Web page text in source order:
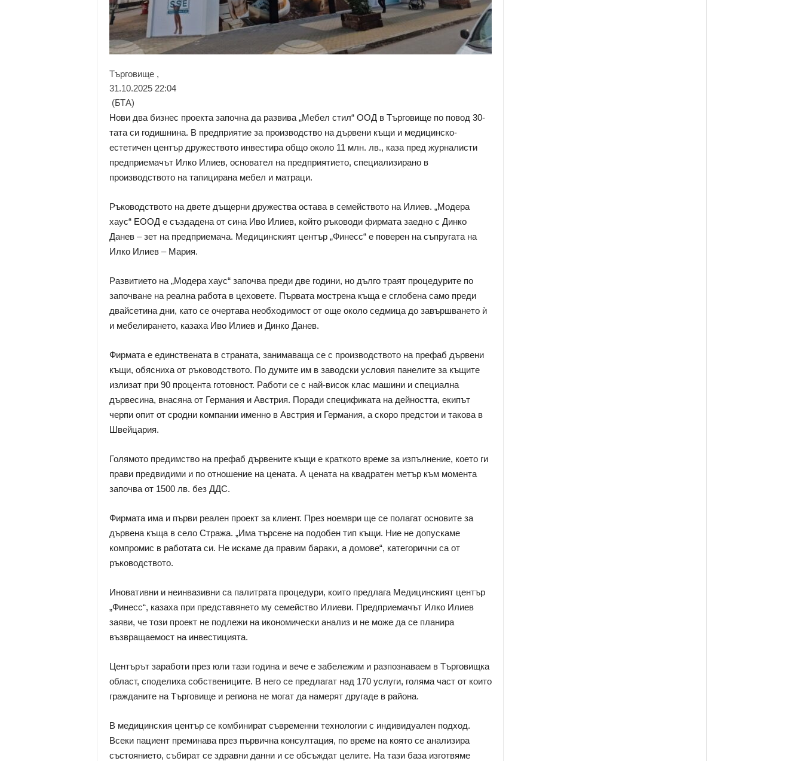
Търговище ,
31.10.2025 22:04
(БТА)
Нови два бизнес проекта започна да развива „Мебел стил“ ООД в Търговище по повод 30-
тата си годишнина. В предприятие за производство на дървени къщи и медицинско-
естетичен център дружеството инвестира общо около 11 млн. лв., каза пред журналисти
предприемачът Илко Илиев, основател на предприятието, специализирано в
производството на тапицирана мебел и матраци.
Ръководството на двете дъщерни дружества остава в семейството на Илиев. „Модера
хаус“ ЕООД е създадена от сина Иво Илиев, който ръководи фирмата заедно с Динко
Данев – зет на предприемача. Медицинският център „Финесс“ е поверен на съпругата на
Илко Илиев – Мария.
Развитието на „Модера хаус“ започва преди две години, но дълго траят процедурите по
започване на реална работа в цеховете. Първата мострена къща е сглобена само преди
двайсетина дни, като се очертава необходимост от още около седмица до завършването ѝ
и мебелирането, казаха Иво Илиев и Динко Данев.
Фирмата е единствената в страната, занимаваща се с производството на префаб дървени
къщи, обясниха от ръководството. По думите им в заводски условия панелите за къщите
излизат при 90 процента готовност. Работи се с най-висок клас машини и специална
дървесина, внасяна от Германия и Австрия. Поради спецификата на дейността, екипът
черпи опит от сродни компании именно в Австрия и Германия, а скоро предстои и такова в
Швейцария.
Голямото предимство на префаб дървените къщи е краткото време за изпълнение, което ги
прави предвидими и по отношение на цената. А цената на квадратен метър към момента
започва от 1500 лв. без ДДС.
Фирмата има и първи реален проект за клиент. През ноември ще се полагат основите за
дървена къща в село Стража. „Има търсене на подобен тип къщи. Ние не допускаме
компромис в работата си. Не искаме да правим бараки, а домове“, категорични са от
ръководството.
Иновативни и неинвазивни са палитрата процедури, които предлага Медицинският център
„Финесс“, казаха при представянето му семейство Илиеви. Предприемачът Илко Илиев
заяви, че този проект не подлежи на икономически анализ и не може да се планира
възвращаемост на инвестицията.
Центърът заработи през юли тази година и вече е забележим и разпознаваем в Търговищка
област, споделиха собствениците. В него се предлагат над 170 услуги, голяма част от които
гражданите на Търговище и региона не могат да намерят другаде в района.
В медицинския център се комбинират съвременни технологии с индивидуален подход.
Всеки пациент преминава през първична консултация, по време на която се анализира
състоянието, събират се здравни данни и се обсъждат целите. На тази база изготвяме